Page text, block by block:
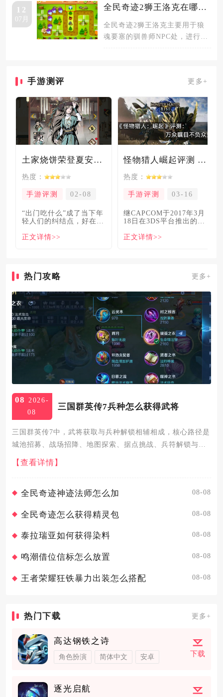
心，同时
12
07月
全民奇迹2狮王洛克在哪里用
全民奇迹2狮王洛克主要用于狼
魂要塞的驯兽师NPC处，进行宠
手游测评 更多+
土家烧饼荣登夏安必吃榜？烧饼西施摇身成流量网红！
热度：
手游评测 02-08
“出门吃什么”成了当下年
轻人们的纠结点，好在美
解
正文详情>>
怪物猎人崛起评测 万众瞩目不负众望
热度：
手游评测 03-16
继CAPCOM于2017年3月
18日在3DS平台推出的
正文详情>>
热门攻略 更多+
08 2026-
08
三国群英传7兵种怎么获得武将
三国群英传7中，武将获取与兵种解锁相辅相成，核心路径是
城池招募、战场招降、地图探索、据点挑战、兵符解锁与武
将特性搭配，同步推进才能让武将快速适配高阶兵种、提升
战力。基础阶段，先靠城池内政的人才搜索与招募积累武
【查看详情】
全民奇迹神迹法师怎么加 08-08
全民奇迹怎么获得精灵包 08-08
泰拉瑞亚如何获得染料 08-08
鸣潮借位信标怎么放置 08-08
王者荣耀狂铁暴力出装怎么搭配 08-08
热门下载 更多+
高达钢铁之诗
角色扮演 简体中文 安卓 下载
逐光启航